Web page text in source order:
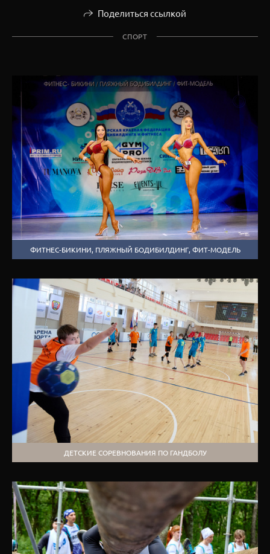
Поделиться ссылкой
СПОРТ
ФИТНЕС-БИКИНИ, ПЛЯЖНЫЙ БОДИБИЛДИНГ, ФИТ-МОДЕЛЬ
ДЕТСКИЕ СОРЕВНОВАНИЯ ПО ГАНДБОЛУ